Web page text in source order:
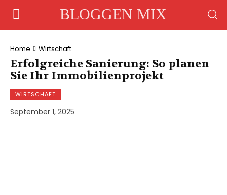
BLOGGEN MIX
Home Wirtschaft
Erfolgreiche Sanierung: So planen
Sie Ihr Immobilienprojekt
WIRTSCHAFT
September 1, 2025